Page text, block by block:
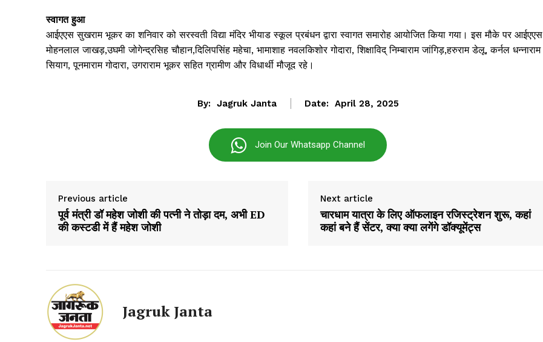
Company
Contact us
स्वागत हुआ
आईएएस सुखराम भूकर का शनिवार को सरस्वती विद्या मंदिर भीयाड स्कूल प्रबंधन द्वारा स्वागत समारोह आयोजित किया गया। इस मौके पर आईएएस
मोहनलाल जाखड़,उघमी जोगेन्द्रसिह चौहान,दिलिपसिंह महेचा, भामाशाह नवलकिशोर गोदारा, शिक्षाविद् निम्बाराम जांगिड़,हरुराम डेलू, कर्नल धन्नाराम
सियाग, पूनमाराम गोदारा, उगराराम भूकर सहित ग्रामीण और विधार्थी मौजूद रहे।
By: Jagruk Janta Date: April 28, 2025
Join Our Whatsapp Channel
Previous article
पूर्व मंत्री डॉ महेश जोशी की पत्नी ने तोड़ा दम, अभी ED
की कस्टडी में हैं महेश जोशी
Next article
चारधाम यात्रा के लिए ऑफलाइन रजिस्ट्रेशन शुरू, कहां
कहां बने हैं सेंटर, क्या क्या लगेंगे डॉक्यूमेंट्स
Jagruk Janta